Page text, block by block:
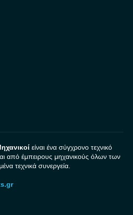
είναι ένα σύγχρονο τεχνικό
από έμπειρους μηχανικούς όλων των
τεχνικά συνεργεία.